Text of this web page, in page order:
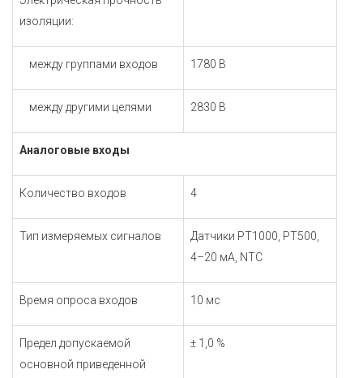
изоляции:
между группами входов 1780 В
между другими целями 2830 В
Аналоговые входы
Количество входов 4
Тип измеряемых сигналов
Датчики РТ1000, РТ500,
4–20 мА, NTC
Время опроса входов 10 мс
Предел допускаемой
основной приведенной
± 1,0 %